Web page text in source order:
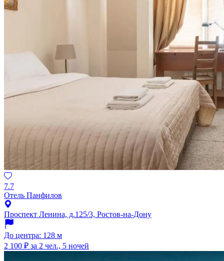
7.7
Отель Панфилов
Проспект Ленина, д.125/3, Ростов-на-Дону
До центра: 128 м
2 100 ₽ за 2 чел., 5 ночей